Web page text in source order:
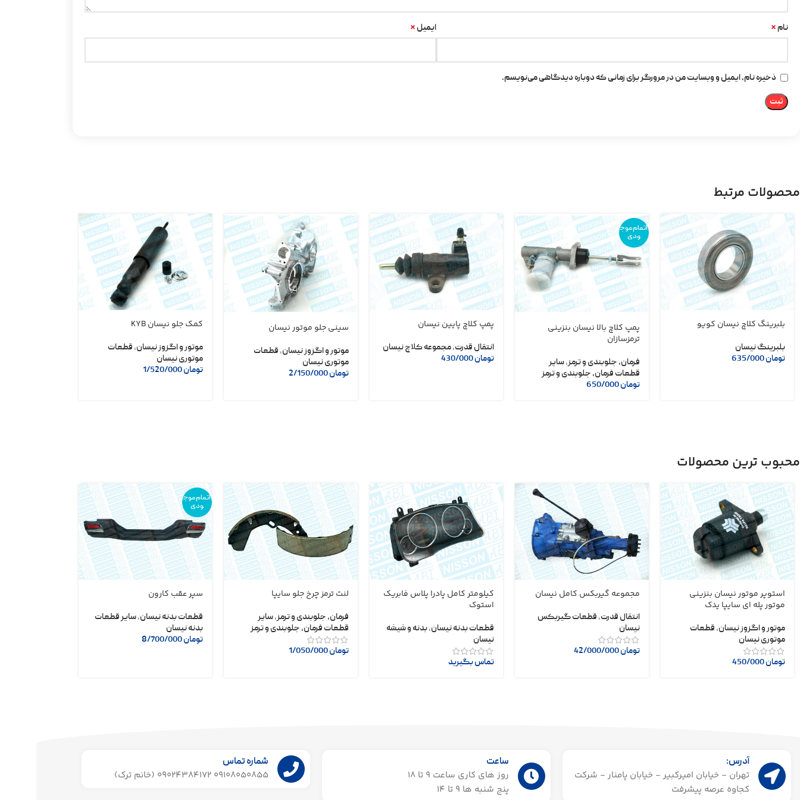
نام * ایمیل *
ذخیره نام، ایمیل و وبسایت من در مرورگر برای زمانی که دوباره دیدگاهی می‌نویسم.
محصولات مرتبط
بلبرینگ کلاچ نیسان کویو
بلبرینگ نیسان
تومان
اتمام موج
ودی
پمپ کلاچ بالا نیسان بنزینی
ترمزسازان
فرمان، جلوبندی و ترمز,سایر
قطعات فرمان، جلوبندی و ترمز
تومان650/000
پمپ کلاچ پایین نیسان
انتقال قدرت,مجموعه کلاچ نیسان
تومان
سینی جلو موتور نیسان
موتور و اگزوز نیسان, قطعات
موتوری نیسان
تومان2/150/000
کمک جلو نیسان KYB
موتور و اگزوز نیسان, قطعات
موتوری نیسان
تومان
محبوب ترین محصولات
استوپر موتور نیسان بنزینی
موتور پله ای سایپا یدک
موتور و اگزوز نیسان, قطعات
موتوری نیسان
تومان
مجموعه گیربکس کامل نیسان
انتقال قدرت, قطعات گیربکس
نیسان
تومان42/000/000
کیلومتر کامل پادرا پلاس فابریک
استوک
قطعات بدنه نیسان,بدنه و شیشه
نیسان
تماس بگیرید
لنت ترمز چرخ جلو سایپا
فرمان، جلوبندی و ترمز,سایر
قطعات فرمان، جلوبندی و ترمز
تومان1/050/000
اتمام موج
ودی
سپر عقب کارون
قطعات بدنه نیسان,سایر قطعات
بدنه نیسان
تومان
آدرس:
تهران - خیابان امیرکبیر - خیابان پامنار - شرکت
کجاوه عرصه پیشرفت
ساعت
روز های کاری ساعت ۹ تا 18
پنج شنبه ها 9 تا 14​
شماره تماس
09108050855 09024384172 (خانم ترک)